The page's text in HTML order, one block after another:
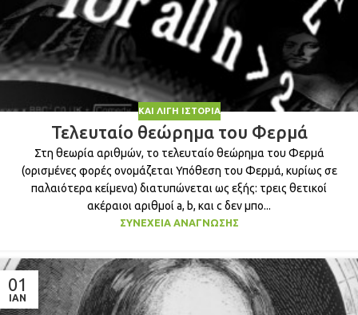
ΚΑΙ ΛΊΓΗ ΙΣΤΟΡΊΑ
Τελευταίο θεώρημα του Φερμά
Στη θεωρία αριθμών, το τελευταίο θεώρημα του Φερμά
(ορισμένες φορές ονομάζεται Υπόθεση του Φερμά, κυρίως σε
παλαιότερα κείμενα) διατυπώνεται ως εξής: τρεις θετικοί
ακέραιοι αριθμοί a, b, και c δεν μπο...
ΣΥΝΈΧΕΙΑ ΑΝΆΓΝΩΣΗΣ
01
ΙΑΝ